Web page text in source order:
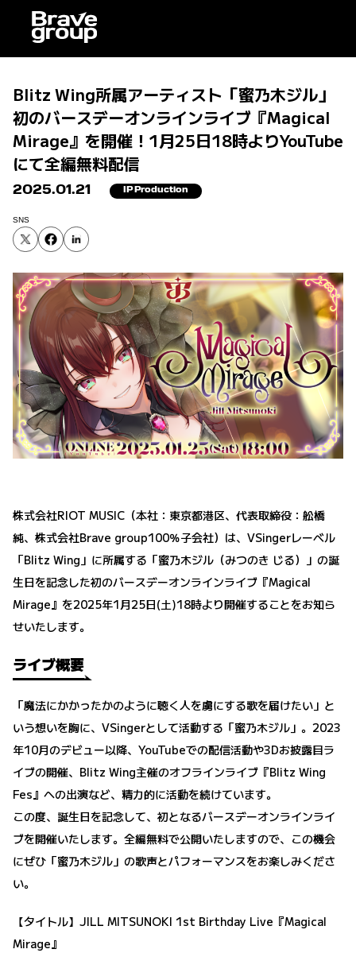
Blitz Wing所属アーティスト「蜜乃木ジル」
初のバースデーオンラインライブ『Magical
Mirage』を開催！1月25日18時よりYouTube
にて全編無料配信
2025.01.21 IP Production
SNS
株式会社RIOT MUSIC（本社：東京都港区、代表取締役：舩橋
純、株式会社Brave group100％子会社）は、VSingerレーベル
「Blitz Wing」に所属する「蜜乃木ジル（みつのき じる）」の誕
生日を記念した初のバースデーオンラインライブ『Magical
Mirage』を2025年1月25日(土)18時より開催することをお知ら
せいたします。
ライブ概要
「魔法にかかったかのように聴く人を虜にする歌を届けたい」と
いう想いを胸に、VSingerとして活動する「蜜乃木ジル」。2023
年10月のデビュー以降、YouTubeでの配信活動や3Dお披露目ラ
イブの開催、Blitz Wing主催のオフラインライブ『Blitz Wing
Fes』への出演など、精力的に活動を続けています。
この度、誕生日を記念して、初となるバースデーオンラインライ
ブを開催いたします。全編無料で公開いたしますので、この機会
にぜひ「蜜乃木ジル」の歌声とパフォーマンスをお楽しみくださ
い。
【タイトル】JILL MITSUNOKI 1st Birthday Live『Magical
Mirage』